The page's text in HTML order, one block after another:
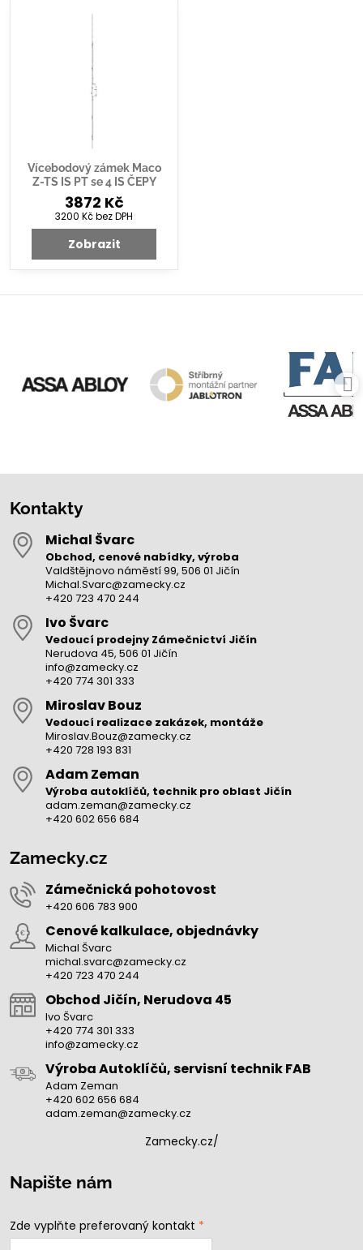
Vícebodový zámek Maco
Z-TS IS PT se 4 IS ČEPY
3872 Kč
3200 Kčbez DPH
Zobrazit
Kontakty
Michal Švarc
Obchod, cenové nabídky, výroba
Valdštějnovo náměstí 99, 506 01 Jičín
Michal.Svarc@zamecky.cz
+420 723 470 244
Ivo Švarc
Vedoucí prodejny Zámečnictví Jičín
Nerudova 45, 506 01 Jičín
info@zamecky.cz
+420 774 301 333
Miroslav Bouz
Vedoucí realizace zakázek, montáže
Miroslav.Bouz@zamecky.cz
+420 728 193 831
Adam Zeman
Výroba autoklíčů, technik pro oblast Jičín
adam.zeman@zamecky.cz
+420 602 656 684
Zamecky.cz
Zámečnická pohotovost
+420 606 783 900
Cenové kalkulace, objednávky
Michal Švarc
michal.svarc@zamecky.cz
+420 723 470 244
Obchod Jičín, Nerudova 45
Ivo Švarc
+420 774 301 333
info@zamecky.cz
Výroba Autoklíčů, servisní technik FAB
Adam Zeman
+420 602 656 684
adam.zeman@zamecky.cz
Zamecky.cz/
Napište nám
Zde vyplňte preferovaný kontakt *